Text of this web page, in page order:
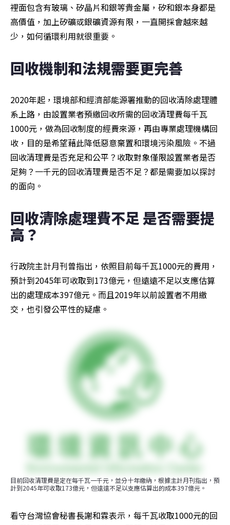
裡面包含有玻璃、矽晶片和銀等貴金屬，矽和銀本身都是
高價值，加上矽礦或銀礦資源有限，一直開採會越來越
少，如何循環利用就很重要。
回收機制和法規需要更完善
2020年起，環境部和經濟部能源署推動的回收清除處理體
系上路，由設置業者預繳回收所需的回收清理費每千瓦
1000元，做為回收制度的經費來源，再由專業處理機構回
收，目的是希望藉此降低惡意棄置和環境污染風險。不過
回收清理費是否充足和公平？收取對象僅限設置業者是否
足夠？一千元的回收清理費是否不足？都是需要加以探討
的面向。
回收清除處理費不足 是否需要提
高？
行政院主計月刊曾指出，依照目前每千瓦1000元的費用，
預計到2045年可收取到173億元，但遠遠不足以支應估算
出的處理成本397億元。而且2019年以前設置者不用繳
交，也引發公平性的疑慮。
目前回收清理費是定在每千瓦一千元，並分十年繳納，根據主計月刊指出，預
計到2045年可收取173億元，但遠遠不足以支應估算出的成本397億元。
看守台灣協會秘書長謝和霖表示，每千瓦收取1000元的回